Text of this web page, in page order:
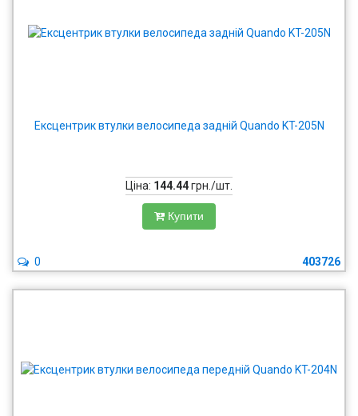
Ексцентрик втулки велосипеда задній Quando KT-205N
Ціна: 144.44грн./шт.
Купити
403726
0